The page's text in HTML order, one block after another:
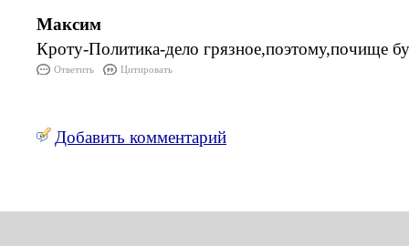
Максим
Кроту-Политика-дело грязное,поэтому,почище
Ответить Цитировать
Добавить комментарий